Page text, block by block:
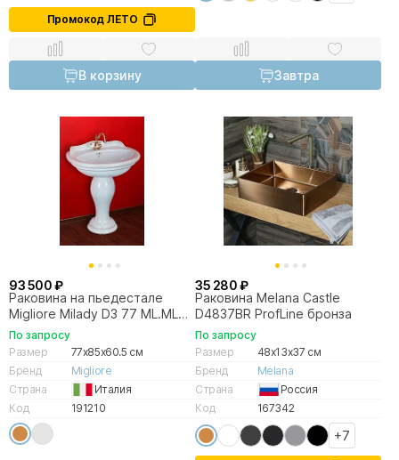
Промокод ЛЕТО
В корзину Завтра
93 500 ₽
Раковина на пьедестале
Migliore Milady D3 77 ML.MLD-
25.773.D3.BR/ML.MLD-
25.707.D3.BR белая, бронза
По запросу
Размер
77x85x60.5 см
Бренд
Migliore
Страна
Италия
Код
191210
35 280 ₽
Раковина Melana Castle
D4837BR ProfLine бронза
По запросу
Размер
48x13x37 см
Бренд
Melana
Страна
Россия
Код
167342
+7